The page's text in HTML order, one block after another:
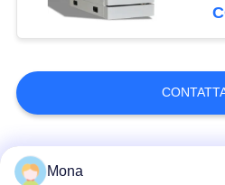
Categorie popolari
Mona